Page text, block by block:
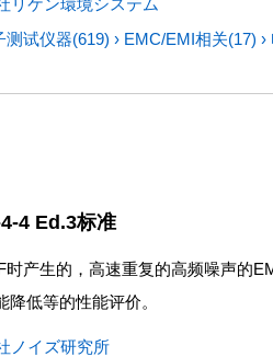
リケン環境システム
测试仪器(619) › EMC/EMI相关(17) ›
4 Ed.3标准
时产生的，高速重复的高频噪声的
低等的性能评价。
ノイズ研究所